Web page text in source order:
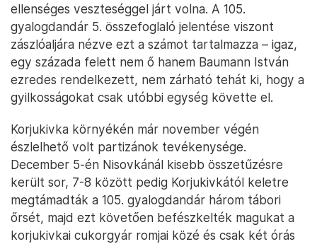
ellenséges veszteséggel járt volna. A 105.
gyalogdandár 5. összefoglaló jelentése viszont
zászlóaljára nézve ezt a számot tartalmazza – igaz,
egy százada felett nem ő hanem Baumann István
ezredes rendelkezett, nem zárható tehát ki, hogy a
gyilkosságokat csak utóbbi egység követte el.
Korjukivka környékén már november végén
észlelhető volt partizánok tevékenysége.
December 5-én Nisovkánál kisebb összetűzésre
került sor, 7-8 között pedig Korjukivkától keletre
megtámadták a 105. gyalogdandár három tábori
őrsét, majd ezt követően befészkelték magukat a
korjukivkai cukorgyár romjai közé és csak két órás